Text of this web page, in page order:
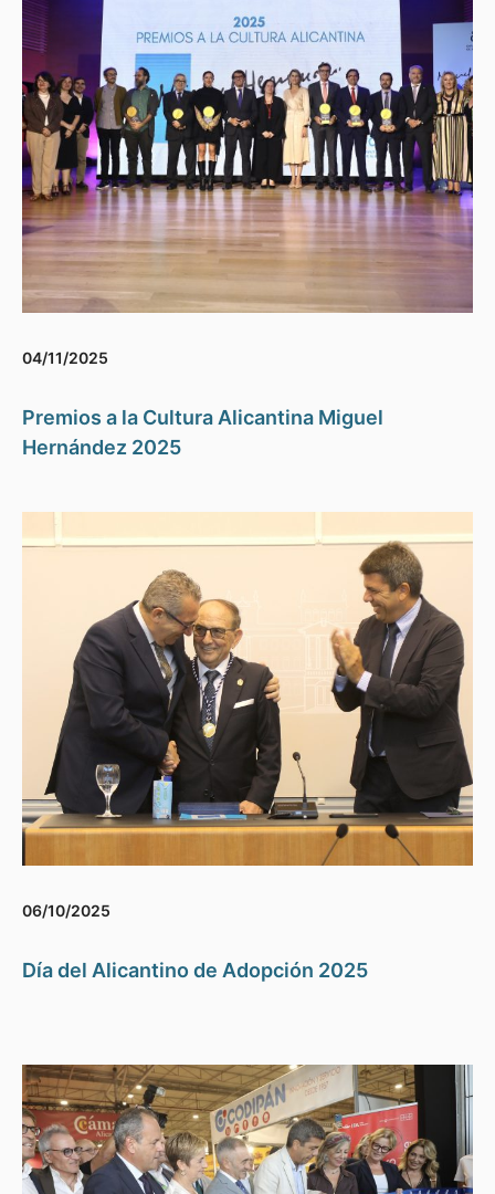
04/11/2025
Premios a la Cultura Alicantina Miguel
Hernández 2025
06/10/2025
Día del Alicantino de Adopción 2025